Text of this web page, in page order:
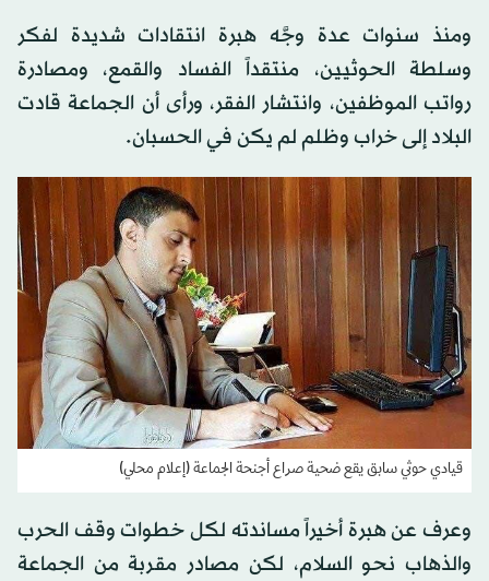
ومنذ سنوات عدة وجَّه هبرة انتقادات شديدة لفكر
وسلطة الحوثيين، منتقداً الفساد والقمع، ومصادرة
رواتب الموظفين، وانتشار الفقر، ورأى أن الجماعة قادت
البلاد إلى خراب وظلم لم يكن في الحسبان.
قيادي حوثي سابق يقع ضحية صراع أجنحة الجماعة (إعلام محلي)
وعرف عن هبرة أخيراً مساندته لكل خطوات وقف الحرب
والذهاب نحو السلام، لكن مصادر مقربة من الجماعة